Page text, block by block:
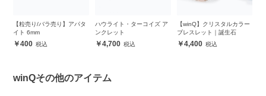
【粒売り/バラ売り】アパタ
イト 6mm
400
ハウライト・ターコイズ ア
ンクレット
4,700
【winQ】クリスタルカラー
ブレスレット｜誕生石
4,400
winQその他のアイテム